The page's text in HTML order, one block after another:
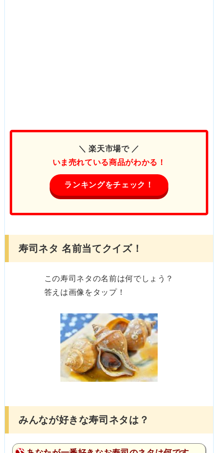
＼ 楽天市場で ／
いま売れている商品がわかる！
ランキングをチェック！
寿司ネタ 名前当てクイズ！
この寿司ネタの名前は何でしょう？
答えは画像をタップ！
みんなが好きな寿司ネタは？